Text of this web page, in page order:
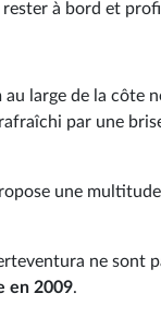
à bord et
large de la côte
par une
une
ne sont
en 2009.